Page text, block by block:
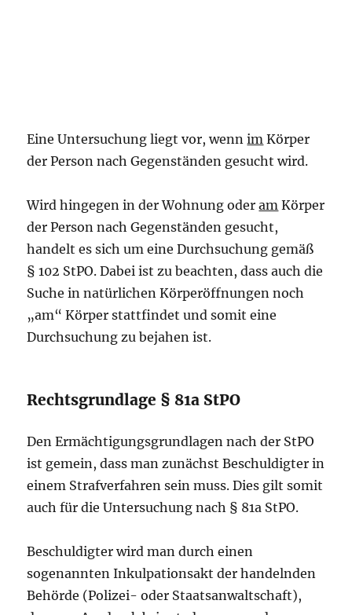
Eine Untersuchung liegt vor, wennim Körper
der Person nach Gegenständen gesucht wird.
Wird hingegen in der Wohnung oderam Körper
der Person nach Gegenständen gesucht,
handelt es sich um eine Durchsuchung gemäß
§ 102 StPO. Dabei ist zu beachten, dass auch die
Suche in natürlichen Körperöffnungen noch
„am“ Körper stattfindet und somit eine
Durchsuchung zu bejahen ist.
Rechtsgrundlage § 81a StPO
Den Ermächtigungsgrundlagen nach der StPO
ist gemein, dass man zunächst Beschuldigter in
einem Strafverfahren sein muss. Dies gilt somit
auch für die Untersuchung nach § 81a StPO.
Beschuldigter wird man durch einen
sogenannten Inkulpationsakt der handelnden
Behörde (Polizei- oder Staatsanwaltschaft),